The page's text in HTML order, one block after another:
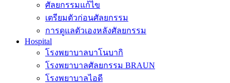
ศัลยกรรมแก้ไข
เตรียมตัวก่อนศัลยกรรม
การดูแลตัวเองหลังศัลยกรรม
Hospital
โรงพยาบาลบาโนบากิ
โรงพยาบาลศัลยกรรม BRAUN
โรงพยาบาลไอดี